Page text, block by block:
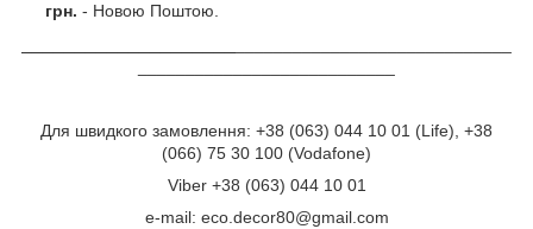
грн. - Новою Поштою.
Для швидкого замовлення: +38 (063) 044 10 01 (Life), +38
(066) 75 30 100 (Vodafone)
Viber +38 (063) 044 10 01
e-mail: eco.decor80@gmail.com